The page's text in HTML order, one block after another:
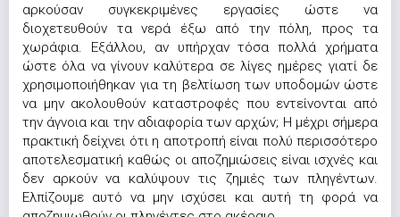
αρκούσαν συγκεκριμένες εργασίες ώστε να
διοχετευθούν τα νερά έξω από την πόλη, προς τα
χωράφια. Εξάλλου, αν υπήρχαν τόσα πολλά χρήματα
ώστε όλα να γίνουν καλύτερα σε λίγες ημέρες γιατί δε
χρησιμοποιήθηκαν για τη βελτίωση των υποδομών ώστε
να μην ακολουθούν καταστροφές που εντείνονται από
την άγνοια και την αδιαφορία των αρχών; Η μέχρι σήμερα
πρακτική δείχνει ότι η αποτροπή είναι πολύ περισσότερο
αποτελεσματική καθώς οι αποζημιώσεις είναι ισχνές και
δεν αρκούν να καλύψουν τις ζημιές των πληγέντων.
Ελπίζουμε αυτό να μην ισχύσει και αυτή τη φορά να